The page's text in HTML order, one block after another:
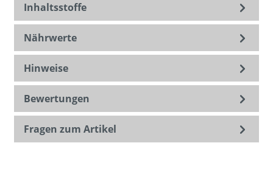
Inhaltsstoffe
Nährwerte
Hinweise
Bewertungen
Fragen zum Artikel